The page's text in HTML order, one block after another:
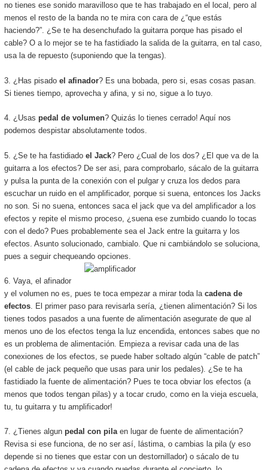
no tienes ese sonido maravilloso que te has trabajado en el local, pero al
menos el resto de la banda no te mira con cara de ¿“que estás
haciendo?”. ¿Se te ha desenchufado la guitarra porque has pisado el
cable? O a lo mejor se te ha fastidiado la salida de la guitarra, en tal caso,
usa la de repuesto (suponiendo que la tengas).
3. ¿Has pisadoel afinador? Es una bobada, pero si, esas cosas pasan.
Si tienes tiempo, aprovecha y afina, y si no, sigue a lo tuyo.
4. ¿Usas pedal de volumen? Quizás lo tienes cerrado! Aquí nos
podemos despistar absolutamente todos.
5. ¿Se te ha fastidiado el Jack? Pero ¿Cual de los dos? ¿El que va de la
guitarra a los efectos? De ser asi, para comprobarlo, sácalo de la guitarra
y pulsa la punta de la conexión con el pulgar y cruza los dedos para
escuchar un ruido en el amplificador, porque si suena, entonces los Jacks
no son. Si no suena, entonces saca el jack que va del amplificador a los
efectos y repite el mismo proceso, ¿suena ese zumbido cuando lo tocas
con el dedo? Pues probablemente sea el Jack entre la guitarra y los
efectos. Asunto solucionado, cambialo. Que ni cambiándolo se soluciona,
pues a seguir chequeando opciones.
6. Vaya, el afinador
y el volumen no es, pues te toca empezar a mirar toda lacadena de
efectos. El primer paso para revisarla sería, ¿tienen alimentación? Si los
tienes todos pasados a una fuente de alimentación asegurate de que al
menos uno de los efectos tenga la luz encendida, entonces sabes que no
es un problema de alimentación. Empieza a revisar cada una de las
conexiones de los efectos, se puede haber soltado algún “cable de patch”
(el cable de jack pequeño que usas para unir los pedales). ¿Se te ha
fastidiado la fuente de alimentación? Pues te toca obviar los efectos (a
menos que todos tengan pilas) y a tocar crudo, como en la vieja escuela,
tu, tu guitarra y tu amplificador!
7. ¿Tienes algunpedal con pilaen lugar de fuente de alimentación?
Revisa si ese funciona, de no ser así, lástima, o cambias la pila (y eso
depende si no tienes que estar con un destornillador) o sácalo de tu